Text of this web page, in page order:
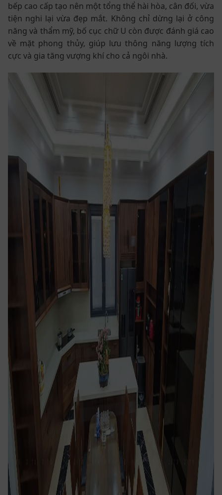
bếp cao cấp tạo nên một tổng thể hài hòa, cân đối, vừa
tiện nghi lại vừa đẹp mắt. Không chỉ dừng lại ở công
năng và thẩm mỹ, bố cục chữ U còn được đánh giá cao
về mặt phong thủy, giúp lưu thông năng lượng tích
cực và gia tăng vượng khí cho cả ngôi nhà.